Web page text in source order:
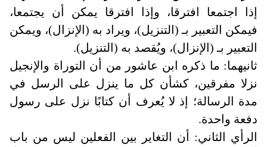
إذا اجتمعا افترقا، وإذا افترقا يمكن أن يجتمعا،
فيمكن التعبير بـ (التنزيل)، ويراد به (الإنزال)، ويمكن
التعبير بـ (الإنزال)، ويُقصد به (التنزيل).
ثانيهما: ما ذكره ابن عاشور من أن التوراة والإنجيل
نزلا مفرقين، كشأن كل ما ينزل على الرسل في
مدة الرسالة؛ إذ لا يُعرف أن كتابًا نزل على رسول
دفعة واحدة.
الرأي الثاني: أن التغاير بين الفعلين ليس من باب